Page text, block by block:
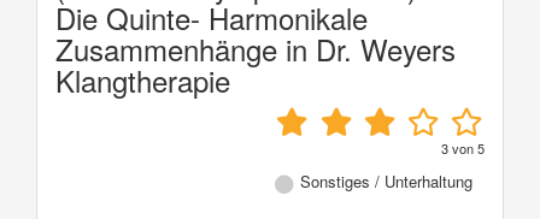
Die Quinte- Harmonikale
Zusammenhänge in Dr. Weyers
Klangtherapie
3von5
Sonstiges / Unterhaltung